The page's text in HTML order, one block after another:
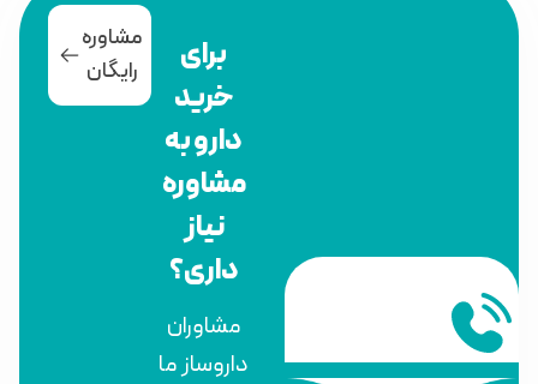
برای
خرید
دارو به
مشاوره
نیاز
داری؟
مشاوران
داروساز ما
مشاوره
رایگان